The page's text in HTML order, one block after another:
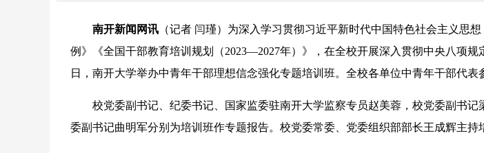
南开新闻网讯 （记者 闫瑾）为深入学习贯彻习近平新时代中国特色社会主义思
例》《全国干部教育培训规划（2023—2027年）》，在全校开展深入贯彻中央八项规
日，南开大学举办中青年干部理想信念强化专题培训班。全校各单位中青年干部代表
校党委副书记、纪委书记、国家监委驻南开大学监察专员赵美蓉，校党委副书记
委副书记曲明军分别为培训班作专题报告。校党委常委、党委组织部部长王成辉主持